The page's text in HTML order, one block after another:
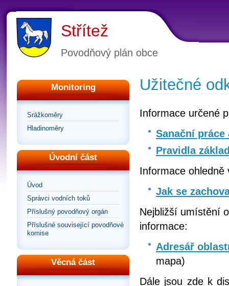
Střítež
Povodňový plán obce
Monitoring
Srážkoměry
Hladinoměry
Úvodní část
Úvod
Správci vodních toků
Příslušný povodňový orgán
Příslušné související povodňové
komise
Věcná část
Užitečné
Informace určené
Sanační
Pravidla
Informace ohledně
Jak se
Nejbližší umístění
informace:
Adresář
mapa)
Dále jsou zde k